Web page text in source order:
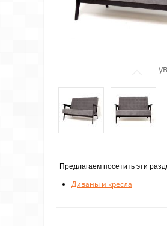
Предлагаем посетить эти
Диваны и кресла